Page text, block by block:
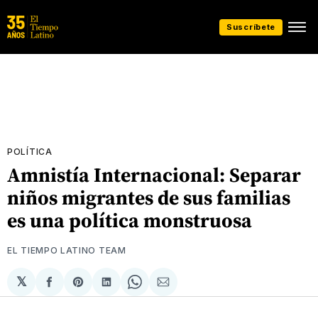
Suscríbete
POLÍTICA
Amnistía Internacional: Separar
niños migrantes de sus familias
es una política monstruosa
EL TIEMPO LATINO TEAM
𝕏
Compartir
en
Share
on
Compartir
en
Share
on
Compartir
via